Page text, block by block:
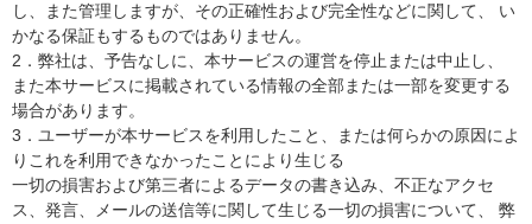
し、また管理しますが、その正確性および完全性などに関して、 い
かなる保証もするものではありません。
2．弊社は、予告なしに、本サービスの運営を停止または中止し、
また本サービスに掲載されている情報の全部または一部を変更する
場合があります。
3．ユーザーが本サービスを利用したこと、または何らかの原因によ
りこれを利用できなかったことにより生じる
一切の損害および第三者によるデータの書き込み、不正なアクセ
ス、発言、メールの送信等に関して生じる一切の損害について、 弊